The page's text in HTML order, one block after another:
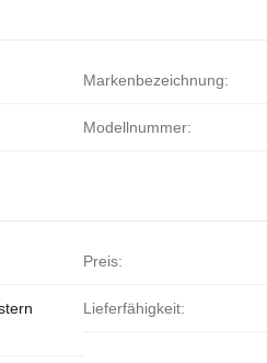
Markenbezeichnung:
Modellnummer:
Preis:
Lieferfähigkeit: